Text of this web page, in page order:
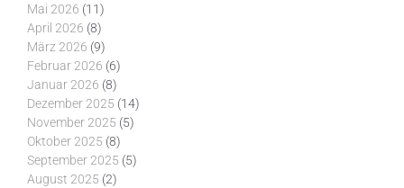
Mai 2026 (11)
April 2026 (8)
März 2026 (9)
Februar 2026 (6)
Januar 2026 (8)
Dezember 2025 (14)
November 2025 (5)
Oktober 2025 (8)
September 2025 (5)
August 2025 (2)